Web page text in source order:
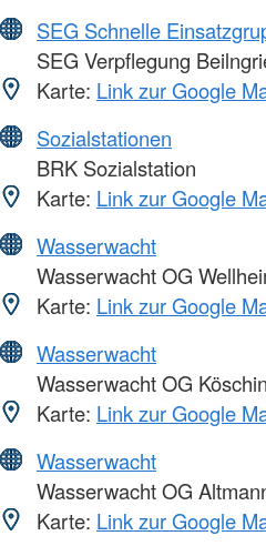
SEG Schnelle
SEG Verpflegung
Karte: Link zur Google
Sozialstationen
BRK Sozialstation
Karte: Link zur Google
Wasserwacht
Wasserwacht OG
Karte: Link zur Google
Wasserwacht
Wasserwacht OG
Karte: Link zur Google
Wasserwacht
Wasserwacht OG
Karte: Link zur Google